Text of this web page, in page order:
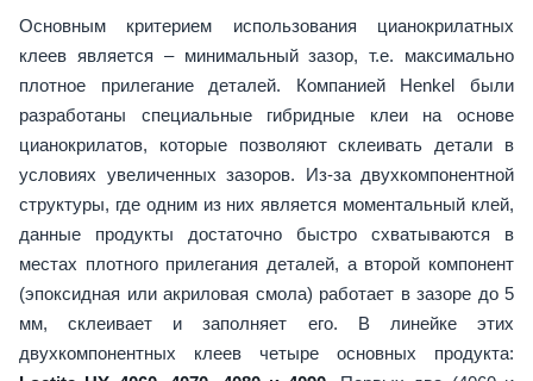
Основным критерием использования цианокрилатных
клеев является – минимальный зазор, т.е. максимально
плотное прилегание деталей. Компанией Henkel были
разработаны специальные гибридные клеи на основе
цианокрилатов, которые позволяют склеивать детали в
условиях увеличенных зазоров. Из-за двухкомпонентной
структуры, где одним из них является моментальный клей,
данные продукты достаточно быстро схватываются в
местах плотного прилегания деталей, а второй компонент
(эпоксидная или акриловая смола) работает в зазоре до 5
мм, склеивает и заполняет его. В линейке этих
двухкомпонентных клеев четыре основных продукта: